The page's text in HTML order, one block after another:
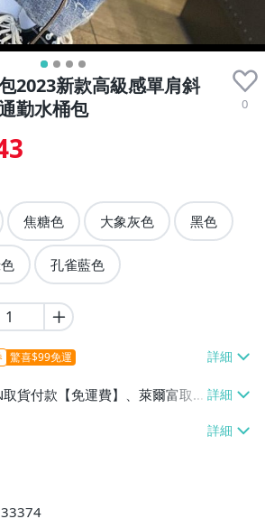
2023新款高級感單肩斜
勤水桶包
0
焦糖色 大象灰色 黑色
孔雀藍色
驚喜$99免運
取貨付款【免運費】、萊爾富取
運費】